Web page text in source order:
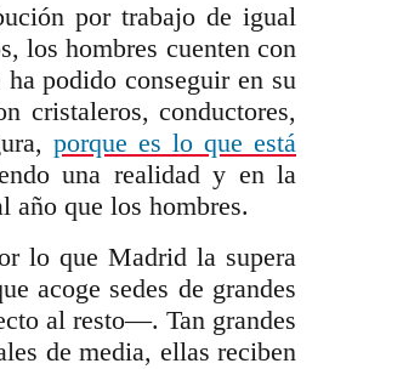
por trabajo de igual
los hombres cuenten con
podido conseguir en su
cristaleros, conductores,
porque es lo que está
una realidad y en la
año que los hombres.
lo que Madrid la supera
acoge sedes de grandes
al resto―. Tan grandes
de media, ellas reciben